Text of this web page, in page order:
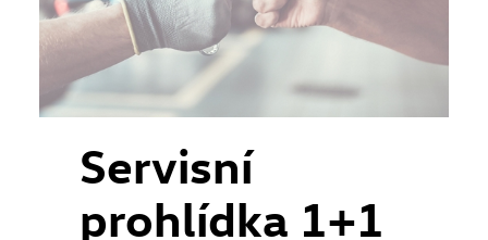
Servisní
prohlídka 1+1